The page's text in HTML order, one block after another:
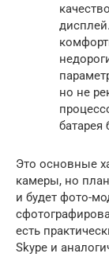
но не
батарея
Это основные
камеры, но
и будет фото-
есть
Skype и